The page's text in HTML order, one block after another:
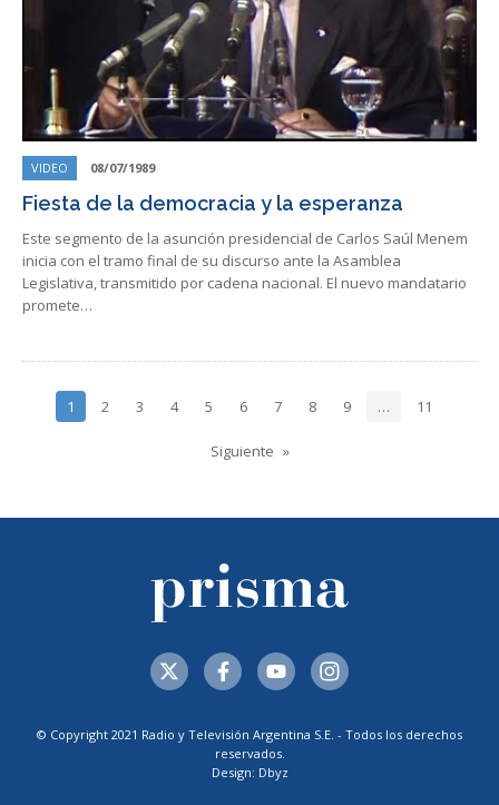
VIDEO 08/07/1989
Fiesta de la democracia y la esperanza
Este segmento de la asunción presidencial de Carlos Saúl Menem
inicia con el tramo final de su discurso ante la Asamblea
Legislativa, transmitido por cadena nacional. El nuevo mandatario
promete…
1 2 3 4 5 6 7 8 9 … 11
Siguiente
© Copyright 2021 Radio y Televisión Argentina S.E. - Todos los derechos
reservados.
Design: Dbyz